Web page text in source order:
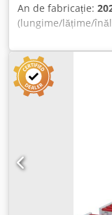
An de fabricație:
(lungime/lățime/
6500 kg Necesar
4013-110 DELUXE
Plăci de încălzire
totală de presare:
complet: 2,5 kg/
jumătate: 5,0 kg/
cilindri hidraulici Ø
Djdjv A Hmdopfx
pentru valoarea
precizie cu
presare - Coardă
4500 x 1500 x